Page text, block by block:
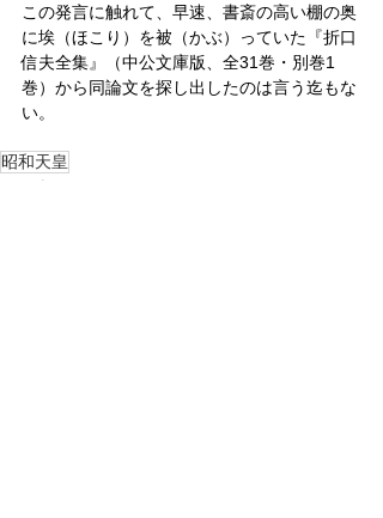
この発言に触れて、早速、書斎の高い棚の奥
に埃（ほこり）を被（かぶ）っていた『折口
信夫全集』（中公文庫版、全31巻・別巻1
巻）から同論文を探し出したのは言う迄もな
い。
昭和天皇